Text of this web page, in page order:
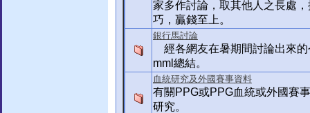
家多作討論，取其他人之長處
巧，贏錢至上。
銀行馬討論
經各網友在暑期間討論出來的
mml總結。
血統研究及外國賽事資料
有關PPG或PPG血統或外國賽
研究。